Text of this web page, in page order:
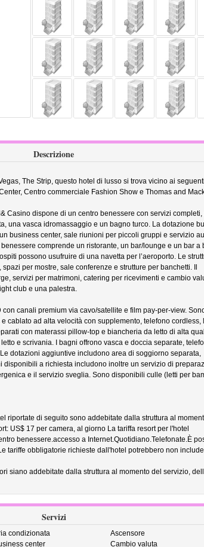
Descrizione
The Strip, questo hotel di lusso si trova vicino ai
Centro commerciale Fashion Show e Thomas and
Casino dispone di un centro benessere con servizi completi,
una vasca idromassaggio e un bagno turco. La dotazione
business center, sale riunioni per piccoli gruppi e servizio
comprende un ristorante, un bar/lounge e un bar a
possono usufruire di una navetta per l’aeroporto. Le
per mostre, sale conferenze e strutture per banchetti. Il
servizi per matrimoni, catering per ricevimenti e cambio
club e una palestra.
canali premium via cavo/satellite e film pay-per-view.
cablato ad alta velocità con supplemento, telefono cordless,
con materassi pillow-top e biancheria da letto di alta
e scrivania. I bagni offrono vasca e doccia separate,
dotazioni aggiuntive includono area di soggiorno separata,
disponibili a richiesta includono inoltre un servizio di
e il servizio sveglia. Sono disponibili culle (letti per
riportate di seguito sono addebitate dalla struttura al
US$ 17 per camera, al giorno La tariffa resort per l'hotel
benessere.accesso a Internet.Quotidiano.Telefonate.È
tariffe obbligatorie richieste dall'hotel potrebbero non
siano addebitate dalla struttura al momento del servizio,
Servizi
condizionata
Ascensore
center Cambio valuta